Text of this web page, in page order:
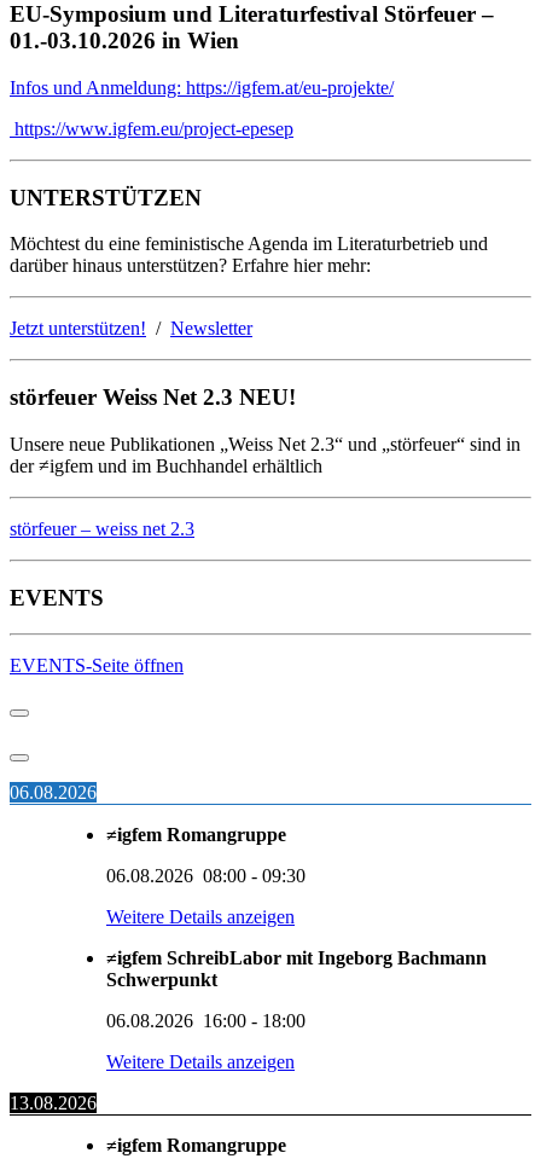
EU-Symposium und Literaturfestival Störfeuer –
01.-03.10.2026 in Wien
Infos und Anmeldung: https://igfem.at/eu-projekte/
https://www.igfem.eu/project-epesep
UNTERSTÜTZEN
Möchtest du eine feministische Agenda im Literaturbetrieb und
darüber hinaus unterstützen? Erfahre hier mehr:
Jetzt unterstützen! / Newsletter
störfeuer Weiss Net 2.3 NEU!
Unsere neue Publikationen „Weiss Net 2.3“ und „störfeuer“ sind in
der ≠igfem und im Buchhandel erhältlich
störfeuer – weiss net 2.3
EVENTS
EVENTS-Seite öffnen
06.08.2026
≠igfem Romangruppe
06.08.2026 08:00 - 09:30
Weitere Details anzeigen
≠igfem SchreibLabor mit Ingeborg Bachmann
Schwerpunkt
06.08.2026 16:00 - 18:00
Weitere Details anzeigen
13.08.2026
≠igfem Romangruppe